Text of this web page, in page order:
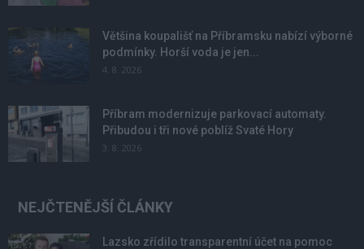
Většina koupališť na Příbramsku nabízí výborné
podmínky. Horší voda je jen...
4. 8. 2026
Příbram modernizuje parkovací automaty.
Přibudou i tři nové poblíž Svaté Hory
3. 8. 2026
NEJČTENĚJŠÍ ČLÁNKY
Lazsko zřídilo transparentní účet na pomoc